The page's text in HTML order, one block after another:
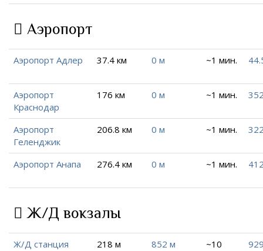
Аэропорт
Аэропорт Адлер 37.4 км 0 м ~1 мин.
Аэропорт
Краснодар
176 км 0 м ~1 мин.
Аэропорт
Геленджик
206.8 км 0 м ~1 мин.
Аэропорт Анапа 276.4 км 0 м ~1 мин.
Ж/Д вокзалы
Ж/Д станция
218 м 852 м
~10